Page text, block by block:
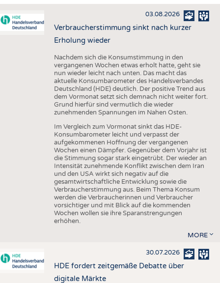
HAUS- UND HEIMTEXTILIEN
BEKLEIDUNG
AUSSCHREIBUNGEN
DTV AUSSCHREIBUNGSDIENST
STATISTICS
ADRESSEN & LINKS
PUBLIKATIONEN
TERMINE
BRANCHENTERMINE
03.08.2026
Verbraucherstimmung sinkt nach kurzer
Erholung wieder
Nachdem sich die Konsumstimmung in den
vergangenen Wochen etwas erholt hatte, geht sie
nun wieder leicht nach unten. Das macht das
aktuelle Konsumbarometer des Handelsverbandes
Deutschland (HDE) deutlich. Der positive Trend aus
dem Vormonat setzt sich demnach nicht weiter fort.
Grund hierfür sind vermutlich die wieder
zunehmenden Spannungen im Nahen Osten.
Im Vergleich zum Vormonat sinkt das HDE-
Konsumbarometer leicht und verpasst der
aufgekommenen Hoffnung der vergangenen
Wochen einen Dämpfer. Gegenüber dem Vorjahr ist
die Stimmung sogar stark eingetrübt. Der wieder an
Intensität zunehmende Konflikt zwischen dem Iran
und den USA wirkt sich negativ auf die
gesamtwirtschaftliche Entwicklung sowie die
Verbraucherstimmung aus. Beim Thema Konsum
werden die Verbraucherinnen und Verbraucher
vorsichtiger und mit Blick auf die kommenden
Wochen wollen sie ihre Sparanstrengungen
erhöhen.
MORE
30.07.2026
HDE fordert zeitgemäße Debatte über
digitale Märkte